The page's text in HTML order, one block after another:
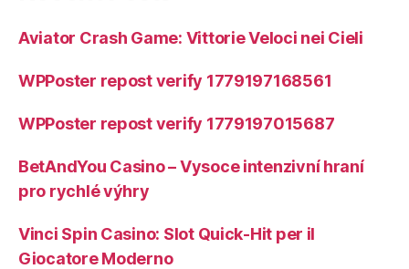
Aviator Crash Game: Vittorie Veloci nei Cieli
WPPoster repost verify 1779197168561
WPPoster repost verify 1779197015687
BetAndYou Casino – Vysoce intenzivní hraní
pro rychlé výhry
Vinci Spin Casino: Slot Quick‑Hit per il
Giocatore Moderno